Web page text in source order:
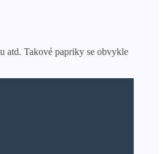
atd. Takové papriky se obvykle